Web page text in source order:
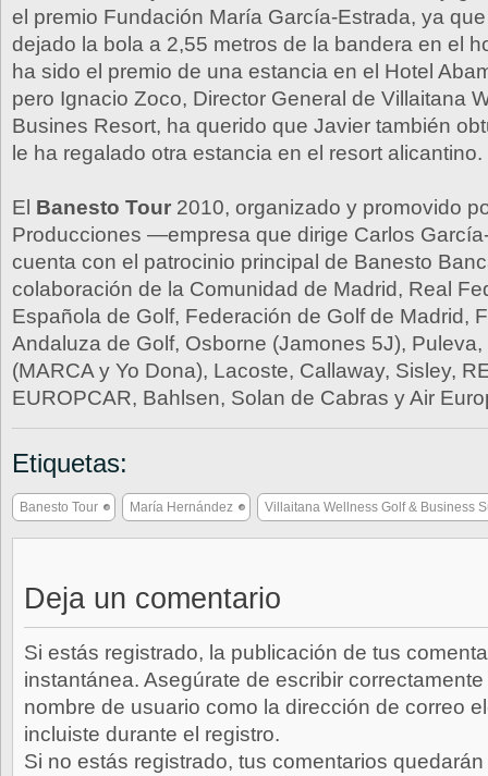
el premio Fundación María García-Estrada, ya
dejado la bola a 2,55 metros de la bandera en el
ha sido el premio de una estancia en el Hotel
pero Ignacio Zoco, Director General de Villaitana
Busines Resort, ha querido que Javier también
le ha regalado otra estancia en el resort alicantino.
El Banesto Tour 2010, organizado y promovido
Producciones —empresa que dirige Carlos
cuenta con el patrocinio principal de Banesto
colaboración de la Comunidad de Madrid, Real
Española de Golf, Federación de Golf de Madrid,
Andaluza de Golf, Osborne (Jamones 5J),
(MARCA y Yo Dona), Lacoste, Callaway, Sisley,
EUROPCAR, Bahlsen, Solan de Cabras y Air
Etiquetas:
Banesto Tour María Hernández Villaitana Wellness Golf & Business
Deja un comentario
Si estás registrado, la publicación de tus
instantánea. Asegúrate de escribir
nombre de usuario como la dirección de correo
incluiste durante el registro.
Si no estás registrado, tus comentarios